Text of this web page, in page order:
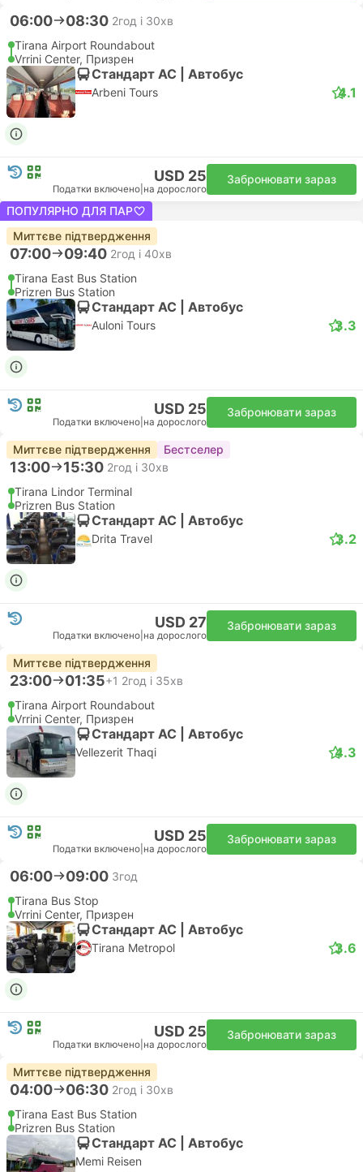
06:00 08:30 2год і 30хв
Tirana Airport Roundabout
Vrrini Center, Призрен
Стандарт АС | Автобус
Arbeni Tours 4.1
USD 25
Податки включено на дорослого
Забронювати зараз
ПОПУЛЯРНО ДЛЯ ПАР
Миттєве підтвердження
07:00 09:40 2год і 40хв
Tirana East Bus Station
Prizren Bus Station
Стандарт АС | Автобус
Auloni Tours 3.3
USD 25
Податки включено на дорослого
Забронювати зараз
Миттєве підтвердження Бестселер
13:00 15:30 2год і 30хв
Tirana Lindor Terminal
Prizren Bus Station
Стандарт АС | Автобус
Drita Travel 3.2
USD 27
Податки включено на дорослого
Забронювати зараз
Миттєве підтвердження
23:00 01:35+1 2год і 35хв
Tirana Airport Roundabout
Vrrini Center, Призрен
Стандарт АС | Автобус
Vellezerit Thaqi 4.3
USD 25
Податки включено на дорослого
Забронювати зараз
06:00 09:00 3год
Tirana Bus Stop
Vrrini Center, Призрен
Стандарт АС | Автобус
Tirana Metropol 3.6
USD 25
Податки включено на дорослого
Забронювати зараз
Миттєве підтвердження
04:00 06:30 2год і 30хв
Tirana East Bus Station
Prizren Bus Station
Стандарт АС | Автобус
Memi Reisen